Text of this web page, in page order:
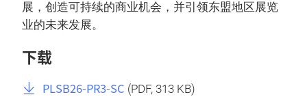
展，创造可持续的商业机会，并引领东盟地区展览
业的未来发展。
下载
PLSB26-PR3-SC (PDF, 313 KB)